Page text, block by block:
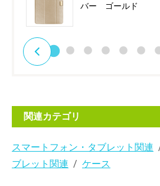
バー ゴールド
関連カテゴリ
スマートフォン・タブレット関連
ブレット関連
ケース